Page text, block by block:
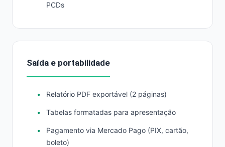
PCDs
Saída e portabilidade
Relatório PDF exportável (2 páginas)
Tabelas formatadas para apresentação
Pagamento via Mercado Pago (PIX, cartão,
boleto)